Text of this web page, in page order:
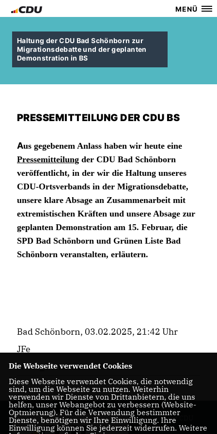
MENÜ
Haltung der CDU Bad Schönborn zur
Migrationsdebatte und der geplanten
Demonstration in BS
PRESSEMITTEILUNG DER CDU BS
Aus gegebenem Anlass haben wir heute eine
Pressemitteilung der CDU Bad Schönborn
veröffentlicht, in der wir die Haltung unseres
CDU-Ortsverbands in der Migrationsdebatte,
unsere klare Absage an Zusammenarbeit mit
extremistischen Kräften und unsere Absage zur
geplanten Demonstration am 15. Februar, die
SPD Bad Schönborn und Grünen Liste Bad
Schönborn veranstalten, erläutern.
Bad Schönborn, 03.02.2025, 21:42 Uhr
JFe
News_Gemeindeverband
Webseite der CDU
Bad Schönborn
Die Webseite verwendet Cookies
Diese Webseite verwendet Cookies, die notwendig
sind, um die Webseite zu nutzen. Weiterhin
verwenden wir Dienste von Drittanbietern, die uns
helfen, unser Webangebot zu verbessern (Website-
Optmierung). Für die Verwendung bestimmter
Dienste, benötigen wir Ihre Einwilligung. Ihre
Einwilligung können Sie jederzeit widerrufen. Weitere